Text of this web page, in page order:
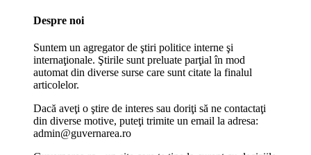
Despre noi
Suntem un agregator de ştiri politice interne şi
internaţionale. Ştirile sunt preluate parţial în mod
automat din diverse surse care sunt citate la finalul
articolelor.
Dacă aveţi o ştire de interes sau doriţi să ne contactaţi
din diverse motive, puteţi trimite un email la adresa:
admin@guvernarea.ro